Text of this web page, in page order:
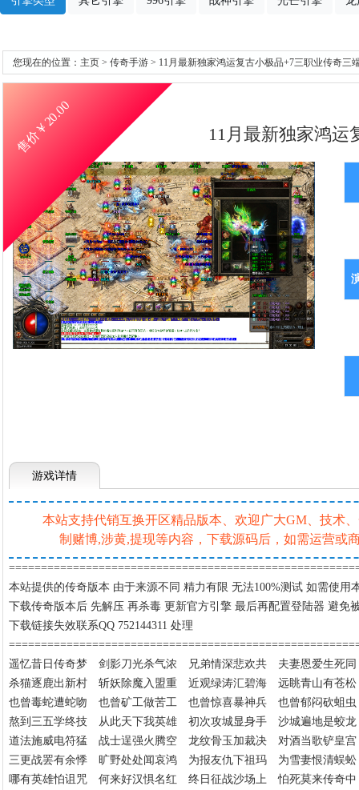
您现在的位置： 主页 > 传奇手游 > 11月最新独家鸿运复古小极品+7三职业传奇
售价￥
20.00
11月最新独家鸿运
游戏详情
本站支持代销互换开区精品版本、欢迎广大GM、技术
制赌博,涉黄,提现等内容，下载源码后，如需运营或
本站提供的传奇版本 由于来源不同 精力有限 无法100%测试 如需使用
下载传奇版本后 先解压 再杀毒 更新官方引擎 最后再配置登陆器 避免
下载链接失效联系QQ 752144311 处理
遥忆昔日传奇梦 剑影刀光杀气浓 兄弟情深悲欢共 夫妻恩爱生死同
杀猫逐鹿出新村 斩妖除魔入盟重 近观绿涛汇碧海 远眺青山有苍松
也曾毒蛇遭蛇吻 也曾矿工做苦工 也曾惊喜暴神兵 也曾郁闷砍蛆虫
熬到三五学终技 从此天下我英雄 初次攻城显身手 沙城遍地是蛟龙
道法施威电符猛 战士逞强火腾空 龙纹骨玉加裁决 对酒当歌铲皇宫
三更战罢有余悸 旷野处处闻哀鸿 为报友仇下祖玛 为雪妻恨清蜈
哪有英雄怕诅咒 何来好汉惧名红 终日征战沙场上 怕死莫来传奇中